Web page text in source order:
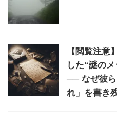
【閲覧注意
した“謎の
── なぜ彼
れ」を書き